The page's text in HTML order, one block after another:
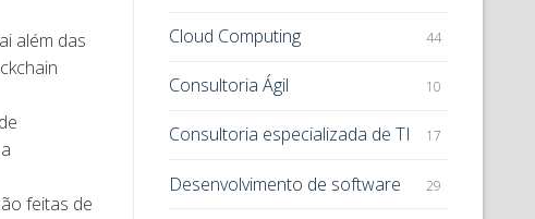
além das
feitas de
Cloud Computing 44
Consultoria Ágil 10
Consultoria especializada de TI 17
Desenvolvimento de software 29